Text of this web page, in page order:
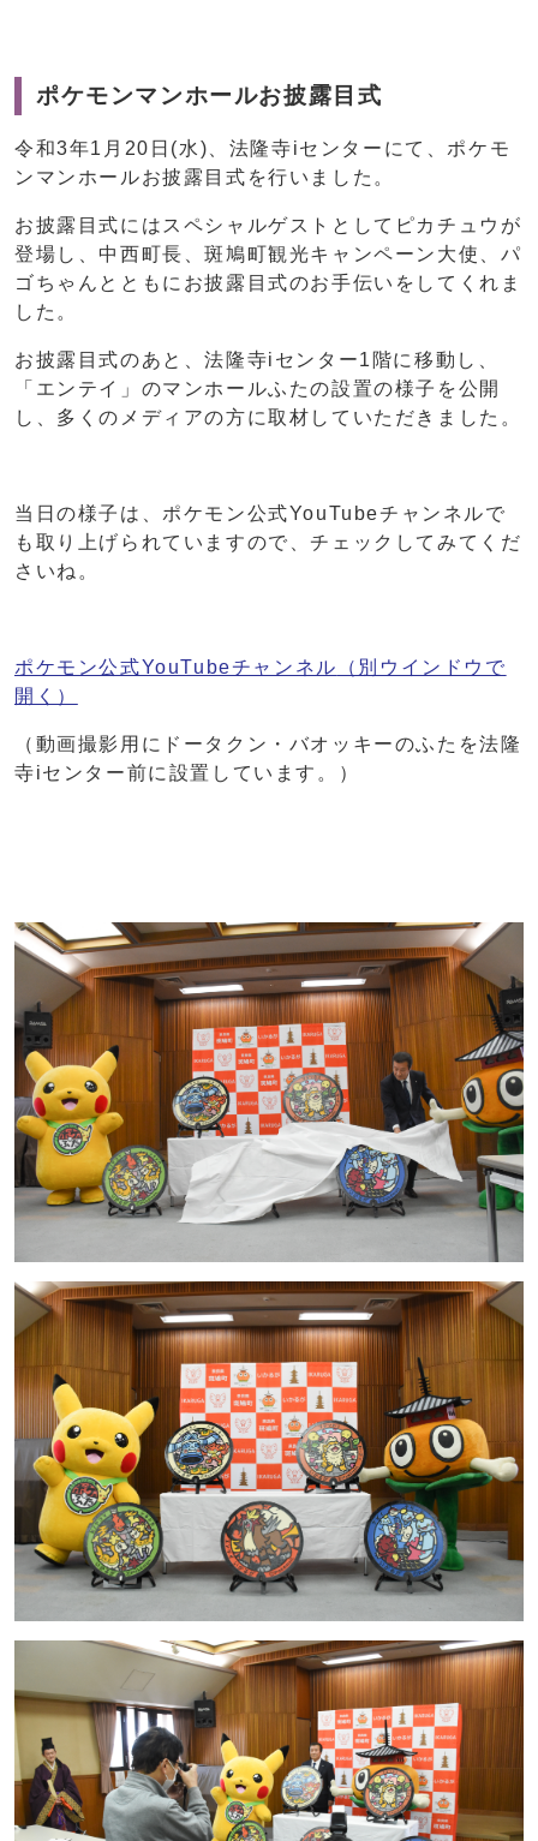
ポケモンマンホールお披露目式
令和3年1月20日(水)、法隆寺iセンターにて、ポケモ
ンマンホールお披露目式を行いました。
お披露目式にはスペシャルゲストとしてピカチュウが
登場し、中西町長、斑鳩町観光キャンペーン大使、パ
ゴちゃんとともにお披露目式のお手伝いをしてくれま
した。
お披露目式のあと、法隆寺iセンター1階に移動し、
「エンテイ」のマンホールふたの設置の様子を公開
し、多くのメディアの方に取材していただきました。
当日の様子は、ポケモン公式YouTubeチャンネルで
も取り上げられていますので、チェックしてみてくだ
さいね。
ポケモン公式YouTubeチャンネル
（別ウインドウで
開く）
（動画撮影用にドータクン・バオッキーのふたを法隆
寺iセンター前に設置しています。）